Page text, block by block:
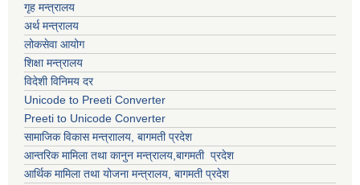
गृह मन्त्रालय
अर्थ मन्त्रालय
लोकसेवा आयोग
शिक्षा मन्त्रालय
विदेशी विनिमय दर
Unicode to Preeti Converter
Preeti to Unicode Converter
सामाजिक विकास मन्त्राालय, बागमती प्रदेश
आन्तरिक मामिला तथा कानुन मन्त्रालय,बागमती प्रदेश
आर्थिक मामिला तथा योजना मन्त्रालय, बागमती प्रदेश